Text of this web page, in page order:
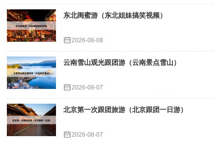
东北闺蜜游（东北姐妹搞笑视频）
2026-08-08
云南雪山观光跟团游（云南景点雪山）
2026-08-07
北京第一次跟团旅游（北京跟团一日游）
2026-08-07